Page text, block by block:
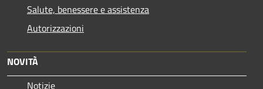
Salute, benessere e assistenza
Autorizzazioni
NOVITÀ
Notizie